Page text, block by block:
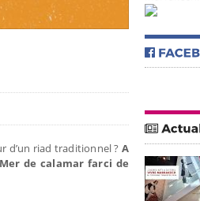
d’un riad traditionnel ? A
de calamar farci de